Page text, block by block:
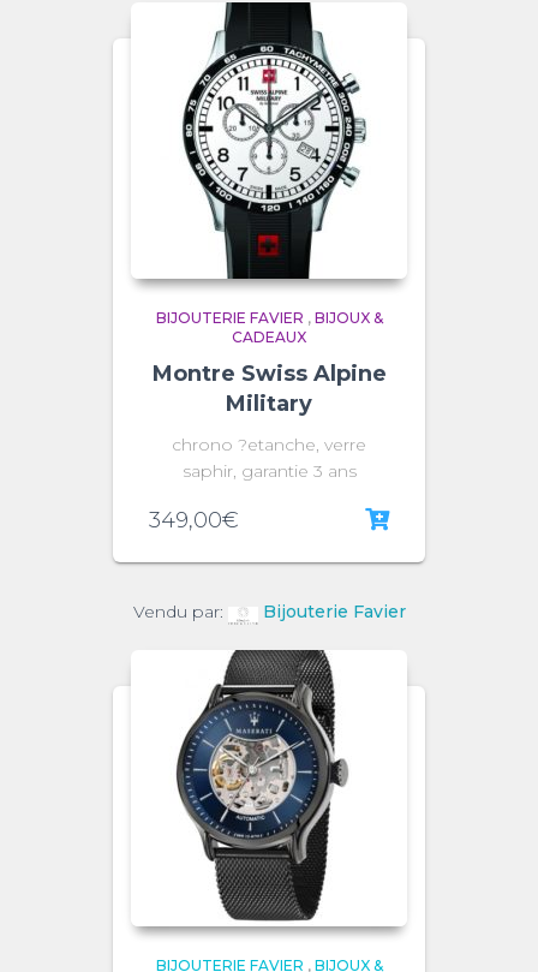
BIJOUTERIE FAVIER , BIJOUX &
CADEAUX
Montre Swiss Alpine
Military
chrono ?etanche, verre
saphir, garantie 3 ans
349,00€
Vendu par: Bijouterie Favier
BIJOUTERIE FAVIER , BIJOUX &